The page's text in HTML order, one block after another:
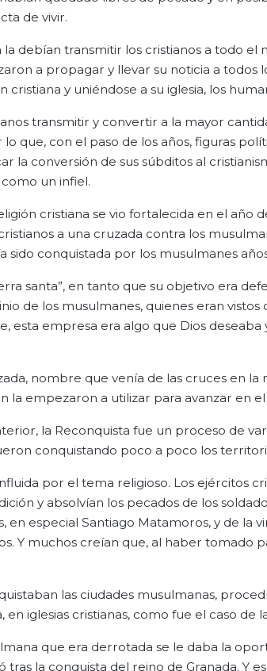
de vivir.
la debían transmitir los cristianos a todo
a propagar y llevar su noticia a todos
cristiana y uniéndose a su iglesia, los
transmitir y convertir a la mayor
que, con el paso de los años, figuras
la conversión de sus súbditos al
un infiel.
cristiana se vio fortalecida en el año
a una cruzada contra los
sido conquistada por los musulmanes
santa”, en tanto que su objetivo era
de los musulmanes, quienes eran
esta empresa era algo que Dios
nombre que venía de las cruces en la
la empezaron a utilizar para avanzar en
la Reconquista fue un proceso de
conquistando poco a poco los
por el tema religioso. Los ejércitos
y absolvían los pecados de los
en especial Santiago Matamoros, y de la
Y muchos creían que, al haber tomado
las ciudades musulmanas,
iglesias cristianas, como fue el caso de
que era derrotada se le daba la
la conquista del reino de Granada. Y